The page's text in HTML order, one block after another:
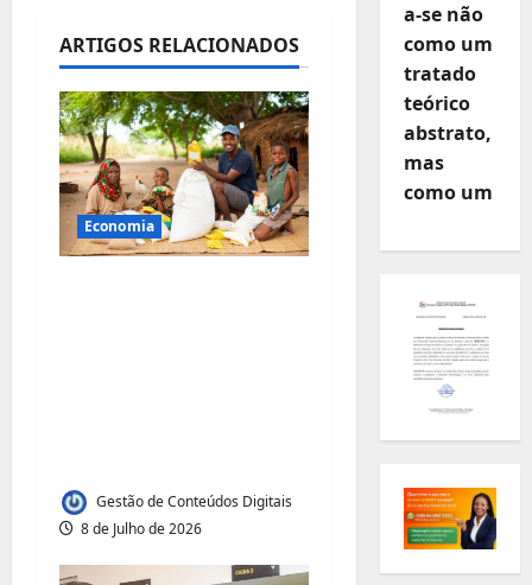
d
e
a
r
t
ARTIGOS RELACIONADOS
Economia
Gestão de Conteúdos Digitais
8 de Julho de 2026
a-se não
como um
tratado
teórico
abstrato,
mas
como um